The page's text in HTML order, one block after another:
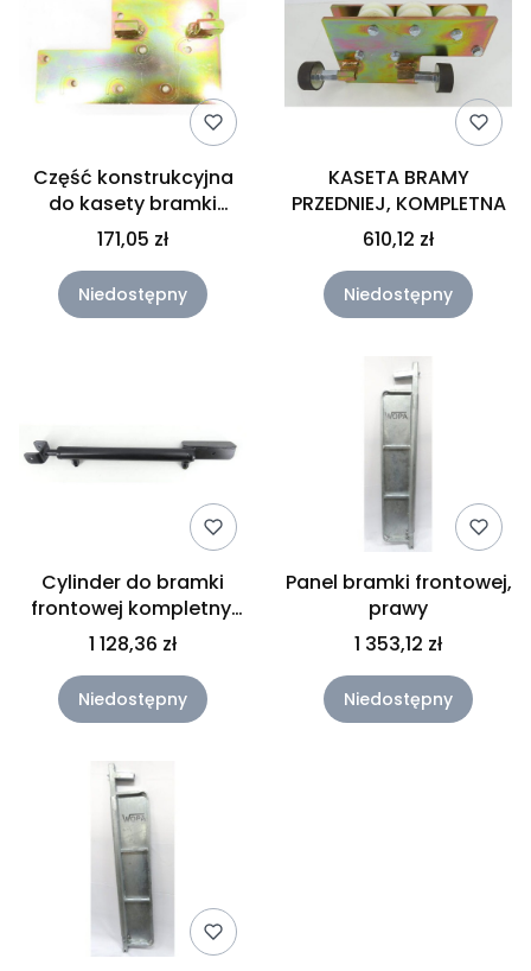
Część konstrukcyjna
do kasety bramki
frontowej (41-51-61)
171,05 zł
Niedostępny
KASETA BRAMY
PRZEDNIEJ, KOMPLETNA
610,12 zł
Niedostępny
Cylinder do bramki
frontowej kompletny,
HY41111
1 128,36 zł
Niedostępny
Panel bramki frontowej,
prawy
1 353,12 zł
Niedostępny